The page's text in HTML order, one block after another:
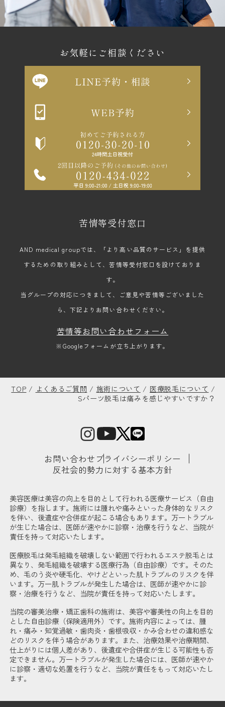
お気軽にご相談ください
苦情等受付窓口
AND medical groupでは、「より高い品質のサービス」を提供
するための取り組みとして、苦情等受付窓口を設けておりま
す。
当グループの対応につきまして、ご意見や苦情等ございました
ら、下記よりお問い合わせください。
苦情等お問い合わせフォーム
※Googleフォームが立ち上がります。
TOP / よくあるご質問 / 施術について / 医療脱毛について /
Sパーツ脱毛は痛みを感じやすいですか？
お問い合わせ プライバシーポリシー
反社会的勢力に対する基本方針
美容医療は美容の向上を目的として行われる医療サービス（自由
診療）を指します。施術には腫れや痛みといった身体的なリスク
を伴い、後遺症や合併症が起こる場合もあります。万一トラブル
が生じた場合は、医師が速やかに診察・治療を行うなど、当院が
責任を持って対応いたします。
医療脱毛は発毛組織を破壊しない範囲で行われるエステ脱毛とは
異なり、発毛組織を破壊する医療行為（自由診療）です。そのた
め、毛のう炎や硬毛化、やけどといった肌トラブルのリスクを伴
います。万一肌トラブルが発生した場合は、医師が速やかに診
察・治療を行うなど、当院が責任を持って対応いたします。
当院の審美治療・矯正歯科の施術は、美容や審美性の向上を目的
とした自由診療（保険適用外）です。施術内容によっては、腫
れ・痛み・知覚過敏・歯肉炎・歯根吸収・かみ合わせの違和感な
どのリスクを伴う場合があります。また、治療効果や治療期間、
仕上がりには個人差があり、後遺症や合併症が生じる可能性も否
定できません。万一トラブルが発生した場合には、医師が速やか
に診察・適切な処置を行うなど、当院が責任をもって対応いたし
ます。